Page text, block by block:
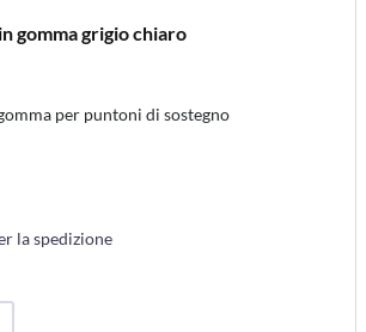
gomma grigio chiaro
per puntoni di sostegno
la spedizione